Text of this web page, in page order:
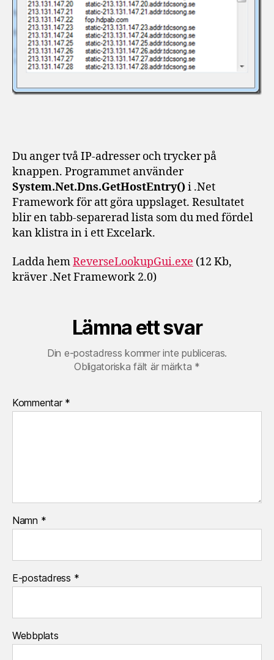
Du anger två IP-adresser och trycker på
knappen. Programmet använder
System.Net.Dns.GetHostEntry()i .Net
Framework för att göra uppslaget. Resultatet
blir en tabb-separerad lista som du med fördel
kan klistra in i ett Excelark.
Ladda hemReverseLookupGui.exe (12 Kb,
kräver .Net Framework 2.0)
Lämna ett svar
Din e-postadress kommer inte publiceras.
Obligatoriska fält är märkta *
Kommentar *
Namn *
E-postadress *
Webbplats